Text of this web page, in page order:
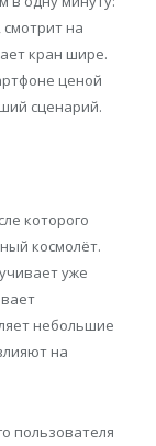
на
кран шире.
ценой
сценарий.
которого
космолёт.
уже
небольшие
на
пользователя